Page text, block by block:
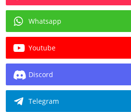
Whatsapp
Youtube
Discord
Telegram